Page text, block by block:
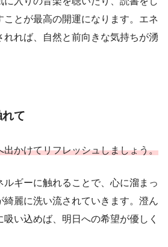
ことが最高の開運になります。エネ
れれば、自然と前向きな気持ちが湧
れて
出かけてリフレッシュしましょう。
ルギーに触れることで、心に溜まっ
綺麗に洗い流されていきます。澄ん
い込めば、明日への希望が優しく